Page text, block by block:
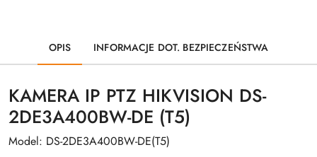
OPIS INFORMACJE DOT. BEZPIECZEŃSTWA
KAMERA IP PTZ HIKVISION DS-
2DE3A400BW-DE (T5)
Model: DS-2DE3A400BW-DE(T5)